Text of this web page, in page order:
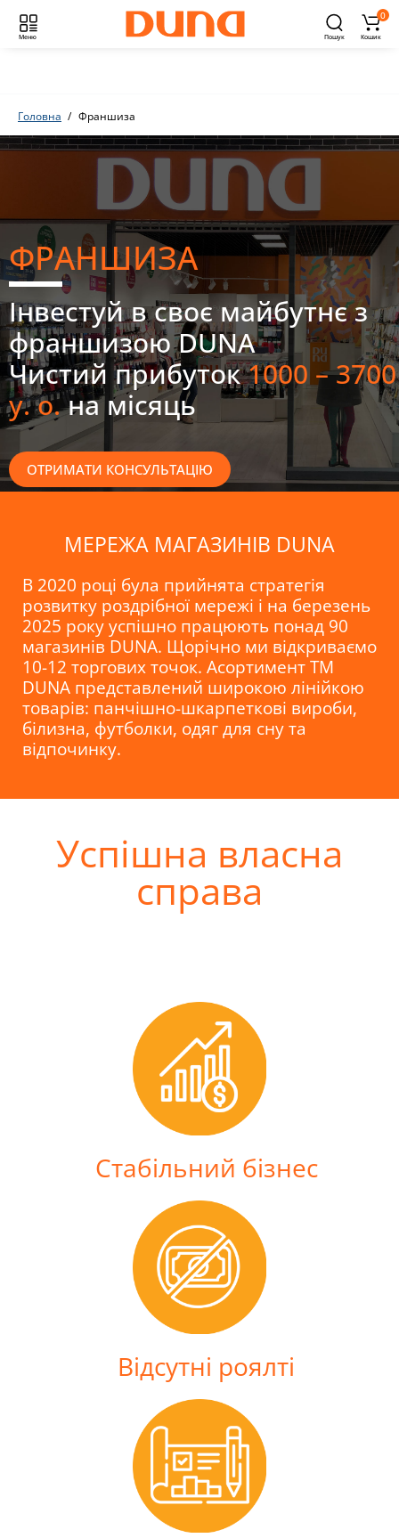
Меню Пошук
0
Кошик
Головна Франшиза
ФРАНШИЗА
Інвестуй в своє майбутнє з
франшизою DUNA
Чистий прибуток1000 – 3700
у. о.на місяць
ОТРИМАТИ КОНСУЛЬТАЦІЮ
МЕРЕЖА МАГАЗИНІВ DUNA
В 2020 році була прийнята стратегія
розвитку роздрібної мережі і на березень
2025 року успішно працюють понад 90
магазинів DUNA. Щорічно ми відкриваємо
10-12 торгових точок. Асортимент TM
DUNA представлений широкою лінійкою
товарів: панчішно-шкарпеткові вироби,
білизна, футболки, одяг для сну та
відпочинку.
Успішна власна
справа
Cтабільний бізнес
Відсутні роялті